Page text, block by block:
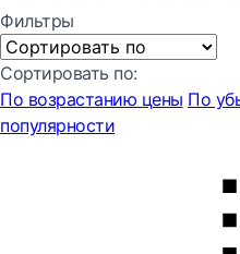
Фильтры
Сортировать по:
По возрастанию цены По
популярности